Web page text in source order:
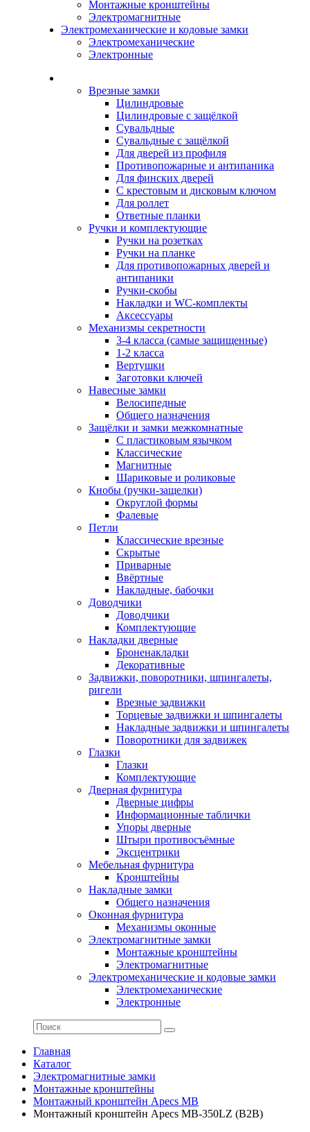
Монтажные кронштейны
Электромагнитные
Электромеханические и кодовые замки
Электромеханические
Электронные
Врезные замки
Цилиндровые
Цилиндровые с защёлкой
Сувальдные
Сувальдные с защёлкой
Для дверей из профиля
Противопожарные и антипаника
Для финских дверей
С крестовым и дисковым ключом
Для роллет
Ответные планки
Ручки и комплектующие
Ручки на розетках
Ручки на планке
Для противопожарных дверей и
антипаники
Ручки-скобы
Накладки и WC-комплекты
Аксессуары
Механизмы секретности
3-4 класса (самые защищенные)
1-2 класса
Вертушки
Заготовки ключей
Навесные замки
Велосипедные
Общего назначения
Защёлки и замки межкомнатные
С пластиковым язычком
Классические
Магнитные
Шариковые и роликовые
Кнобы (ручки-защелки)
Округлой формы
Фалевые
Петли
Классические врезные
Скрытые
Приварные
Ввёртные
Накладные, бабочки
Доводчики
Доводчики
Комплектующие
Накладки дверные
Броненакладки
Декоративные
Задвижки, поворотники, шпингалеты,
ригели
Врезные задвижки
Торцевые задвижки и шпингалеты
Накладные задвижки и шпингалеты
Поворотники для задвижек
Глазки
Глазки
Комплектующие
Дверная фурнитура
Дверные цифры
Информационные таблички
Упоры дверные
Штыри противосъёмные
Эксцентрики
Мебельная фурнитура
Кронштейны
Накладные замки
Общего назначения
Оконная фурнитура
Механизмы оконные
Электромагнитные замки
Монтажные кронштейны
Электромагнитные
Электромеханические и кодовые замки
Электромеханические
Электронные
Главная
Каталог
Электромагнитные замки
Монтажные кронштейны
Монтажный кронштейн Apecs MB
Монтажный кронштейн Apecs MB-350LZ (B2B)